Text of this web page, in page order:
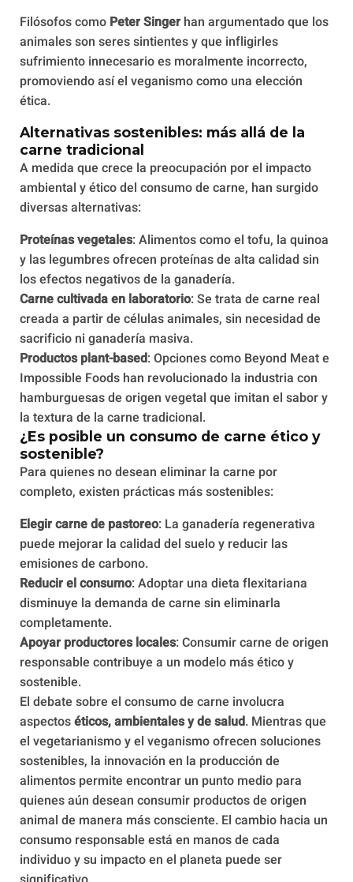
Filósofos como Peter Singer han argumentado que los
animales son seres sintientes y que infligirles
sufrimiento innecesario es moralmente incorrecto,
promoviendo así el veganismo como una elección
ética.
Alternativas sostenibles: más allá de la
carne tradicional
A medida que crece la preocupación por el impacto
ambiental y ético del consumo de carne, han surgido
diversas alternativas:
Proteínas vegetales: Alimentos como el tofu, la quinoa
y las legumbres ofrecen proteínas de alta calidad sin
los efectos negativos de la ganadería.
Carne cultivada en laboratorio: Se trata de carne real
creada a partir de células animales, sin necesidad de
sacrificio ni ganadería masiva.
Productos plant-based: Opciones como Beyond Meat e
Impossible Foods han revolucionado la industria con
hamburguesas de origen vegetal que imitan el sabor y
la textura de la carne tradicional.
¿Es posible un consumo de carne ético y
sostenible?
Para quienes no desean eliminar la carne por
completo, existen prácticas más sostenibles:
Elegir carne de pastoreo: La ganadería regenerativa
puede mejorar la calidad del suelo y reducir las
emisiones de carbono.
Reducir el consumo: Adoptar una dieta flexitariana
disminuye la demanda de carne sin eliminarla
completamente.
Apoyar productores locales: Consumir carne de origen
responsable contribuye a un modelo más ético y
sostenible.
El debate sobre el consumo de carne involucra
aspectoséticos, ambientales y de salud. Mientras que
el vegetarianismo y el veganismo ofrecen soluciones
sostenibles, la innovación en la producción de
alimentos permite encontrar un punto medio para
quienes aún desean consumir productos de origen
animal de manera más consciente. El cambio hacia un
consumo responsable está en manos de cada
individuo y su impacto en el planeta puede ser